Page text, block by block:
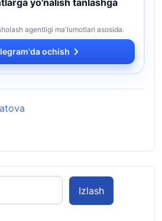
agentligi ma'lumotlari asosida.
ochish
Izlash